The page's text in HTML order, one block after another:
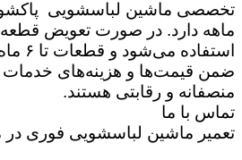
ماهه دارد. در صورت تعویض
ضمن قیمت‌ها و هزینه‌های
منصفانه و رقابتی هستند.
تماس با ما
تعمیر ماشین لباسشویی فوری